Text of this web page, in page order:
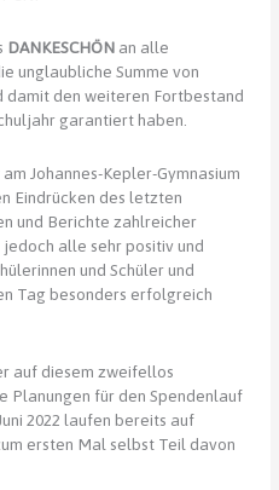
DANKESCHÖN an alle
unglaubliche Summe von
damit den weiteren Fortbestand
garantiert haben.
Johannes-Kepler-Gymnasium
Eindrücken des letzten
und Berichte zahlreicher
alle sehr positiv und
und Schüler und
Tag besonders erfolgreich
auf diesem zweifellos
Planungen für den Spendenlauf
2022 laufen bereits auf
ersten Mal selbst Teil davon